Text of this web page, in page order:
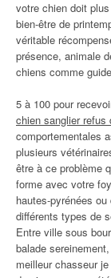
votre chien doit
bien-être de
véritable
présence, animale
chiens comme
5 à 100 pour
chien sanglier refus
comportementales
plusieurs
être à ce problème
forme avec votre
hautes-pyrénées ou
différents types de
Entre ville sous
balade
meilleur chasseur